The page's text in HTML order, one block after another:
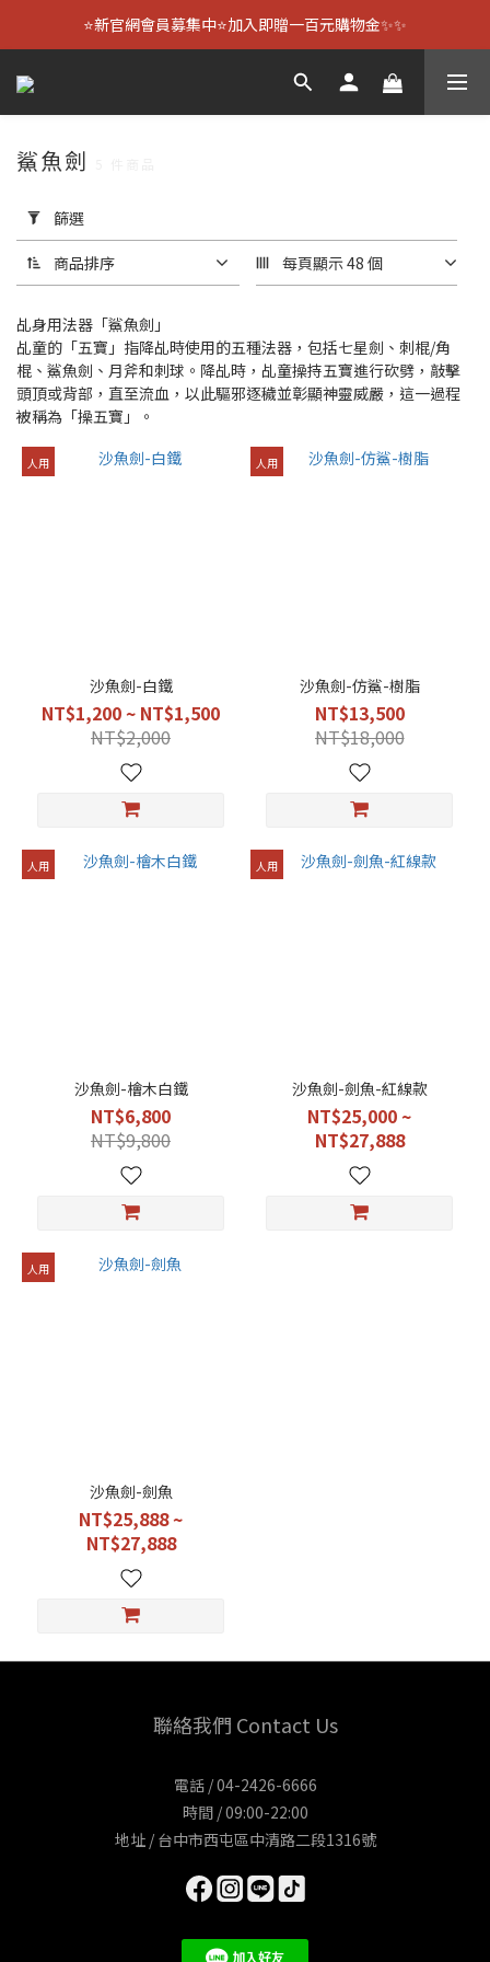
⭐新官網會員募集中⭐加入即贈一百元購物金✨✨
用
篩
選
(0/20)
尺
寸
44
齒/2
(1)
(1)
鯊魚劍
篩選
商品排序 每頁顯示 48 個
乩身用法器「鯊魚劍」
乩童的「五寶」指降乩時使用的五種法器，包括七星劍、刺棍/角
棍、鯊魚劍、月斧和刺球。降乩時，乩童操持五寶進行砍劈，敲擊
頭頂或背部，直至流血，以此驅邪逐穢並彰顯神靈威嚴，這一過程
被稱為「操五寶」。
人用
沙魚劍-白鐵
NT$1,200 ~ NT$1,500
NT$2,000
人用
沙魚劍-仿鯊-樹脂
NT$13,500
NT$18,000
人用
沙魚劍-檜木白鐵
NT$6,800
NT$9,800
人用
沙魚劍-劍魚-紅線款
NT$25,000 ~
NT$27,888
人用
沙魚劍-劍魚
NT$25,888 ~
NT$27,888
聯絡我們 Contact Us
電話 / 04-2426-6666
時間 / 09:00-22:00
地址 / 台中市西屯區中清路二段1316號